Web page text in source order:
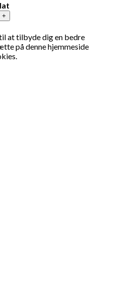
at tilbyde dig en bedre
på denne hjemmeside